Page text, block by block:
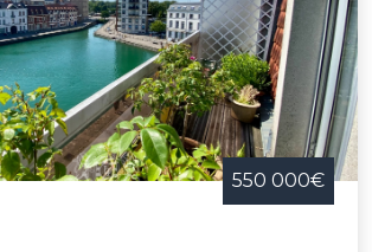
550 000€